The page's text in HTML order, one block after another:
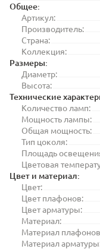
Общее:
Артикул:
Производитель:
Страна:
Коллекция:
Размеры:
Диаметр:
Высота:
Технические
Количество ламп:
Мощность лампы:
Общая мощность:
Тип цоколя:
Площадь
Цветовая
Цвет и материал:
Цвет:
Цвет плафонов:
Цвет арматуры:
Материал:
Материал
Материал